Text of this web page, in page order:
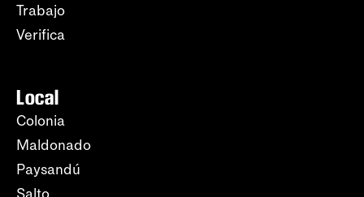
Trabajo
Verifica
Local
Colonia
Maldonado
Paysandú